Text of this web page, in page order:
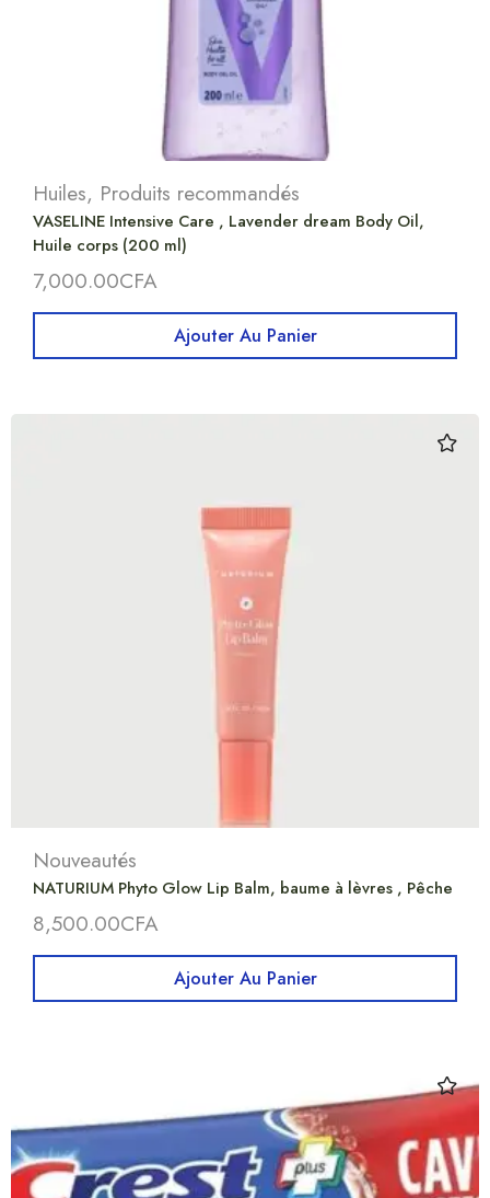
Huiles, Produits recommandés
VASELINE Intensive Care , Lavender dream Body Oil,
Huile corps (200 ml)
7,000.00CFA
Ajouter Au Panier
Nouveautés
NATURIUM Phyto Glow Lip Balm, baume à lèvres , Pêche
8,500.00CFA
Ajouter Au Panier